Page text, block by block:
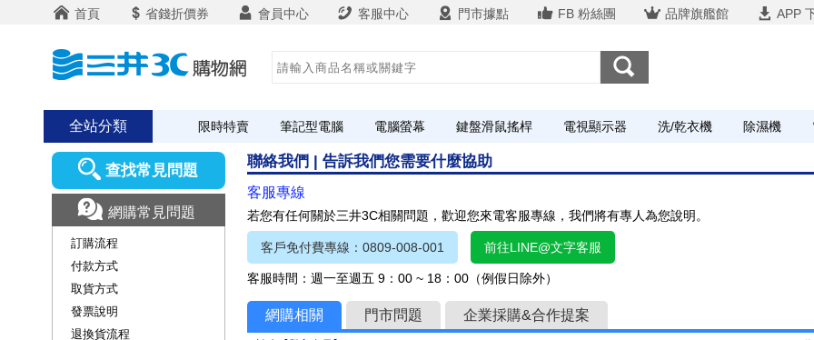
首頁 省錢折價券 會員中心 客服中心 門市據點 FB 粉絲團 品牌旗艦館 APP
全站分類 限時特賣 筆記型電腦 電腦螢幕 鍵盤滑鼠搖桿 電視顯示器 洗/乾衣機 除濕機
聯絡我們 | 告訴我們您需要什麼協助
客服專線
若您有任何關於三井3C相關問題，歡迎您來電客服專線，我們將有專人為您說明。
客戶免付費專線：0809-008-001 前往LINE@文字客服
客服時間：週一至週五 9：00 ~ 18：00（例假日除外）
網購相關 門市問題 企業採購&合作提案
查找常見問題
網購常見問題
訂購流程
付款方式
取貨方式
發票說明
退換貨流程